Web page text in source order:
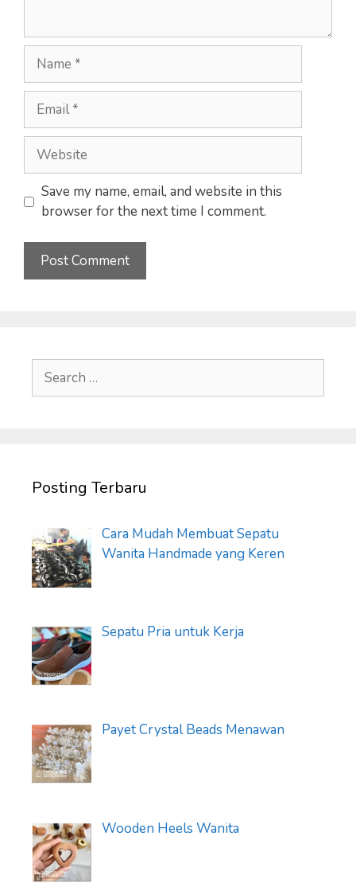
Name
Email
Website
Save my name, email, and website in this
browser for the next time I comment.
Search
for:
Posting Terbaru
Cara Mudah Membuat Sepatu
Wanita Handmade yang Keren
Sepatu Pria untuk Kerja
Payet Crystal Beads Menawan
Wooden Heels Wanita